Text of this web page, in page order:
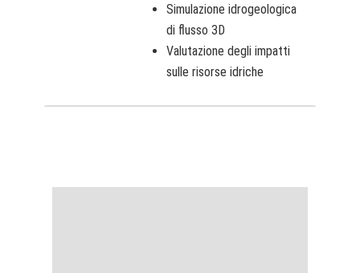
Simulazione idrogeologica
di flusso 3D
Valutazione degli impatti
sulle risorse idriche